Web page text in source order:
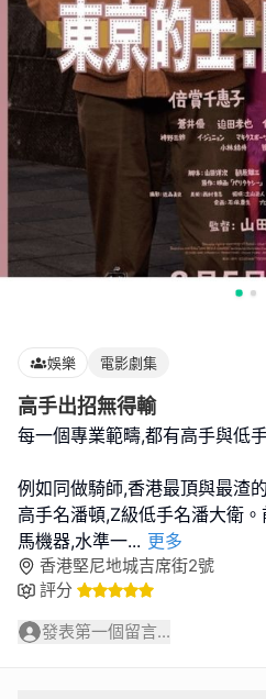
娛樂 電影劇集
高手出招無得輸
每一個專業範疇,都有高手與低
例如同做騎師,香港最頂與最渣
高手名潘頓,Z級低手名潘大衛
馬機器,水準一... 更多
香港堅尼地城吉席街2號
評分
發表第一個留言...